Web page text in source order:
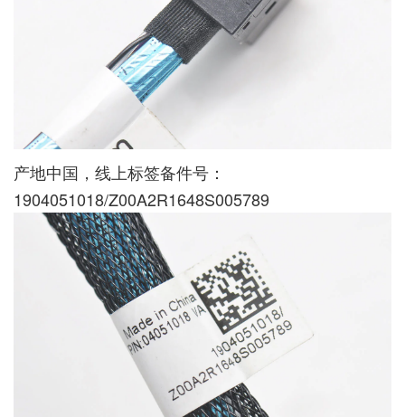
产地中国，线上标签备件号：
1904051018/Z00A2R1648S005789